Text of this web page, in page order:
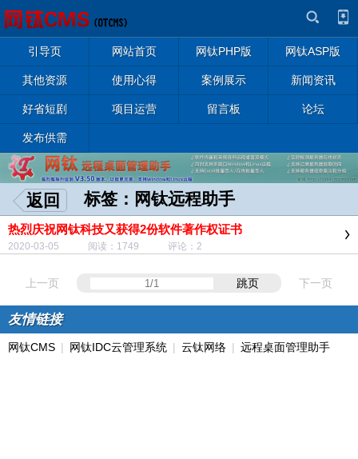
引导页 网站首页 网钛PHP版 网钛ASP版
其他资源 使用心得 案例展示 新闻资讯
好省短剧 项目运营 留言板 论坛
发布供需
返回 标签：网钛远程助手
热烈庆祝网钛科技又获得2份软件著作权证书
2020-03-05 阅读：1749 评论：2
上一页 跳页 下一页
友情链接
网钛CMS | 网钛IDC云管理系统 | 云钛网络 | 远程桌面管理助手